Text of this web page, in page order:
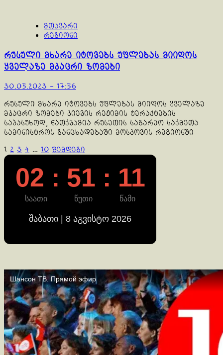
მთავარი
რეგიონი
რუსული მხარე იტოვებს უფლებას მიიღოს
ყველაზე მკაცრი ზომები
30.05.2023 - 17:56
რუსული მხარე იტოვებს უფლებას მიიღოს ყველაზე
მკაცრი ზომები კიევის რეჟიმის ტერაქტების
საპასუხოდ, ნათქვამია რუსეთის საგარეო საქმეთა
სამინისტროს განცხადებაში მოსკოვის რეგიონში...
ჩანაწერების
გვერდებათ
დაშლა
1 2 3 4 … 10 შემდეგი
02 : 51 : 12
საათი წუთი წამი
შაბათი | 8 აგვისტო 2026